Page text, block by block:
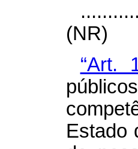
(NR)
“Art.
Estado